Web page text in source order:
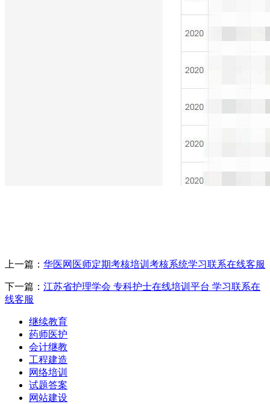
上一篇： 华医网医师定期考核培训考核系统学习联系在线客服
下一篇： 江苏省护理学会 专科护士在线培训平台 学习联系在
线客服
继续教育
药师医护
会计继教
工程建造
网络培训
试题答案
网站建设